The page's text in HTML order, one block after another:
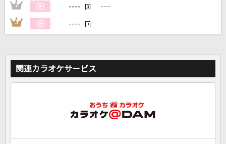
カラオケをもっと楽しもう！
家族や友達と一緒に！練習にも！
2 ---- 回 ----
3 ---- 回 ----
関連カラオケサービス